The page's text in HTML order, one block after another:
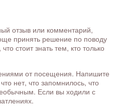
отзыв или комментарий,
принять решение по поводу
стоит знать тем, кто только
от посещения. Напишите
нет, что запомнилось, что
Если вы ходили с